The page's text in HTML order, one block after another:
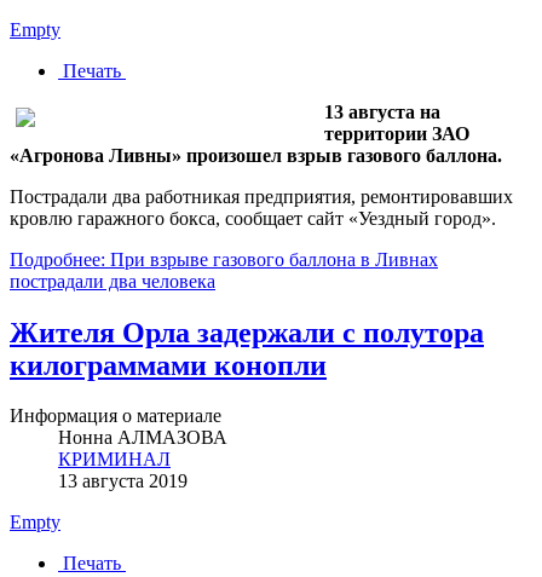
Empty
Печать
13 августа на
территории ЗАО
«Агронова Ливны» произошел взрыв газового баллона.
Пострадали два работникая предприятия, ремонтировавших
кровлю гаражного бокса, сообщает сайт «Уездный город».
Подробнее: При взрыве газового баллона в Ливнах
пострадали два человека
Жителя Орла задержали с полутора
килограммами конопли
Информация о материале
Нонна АЛМАЗОВА
КРИМИНАЛ
13 августа 2019
Empty
Печать